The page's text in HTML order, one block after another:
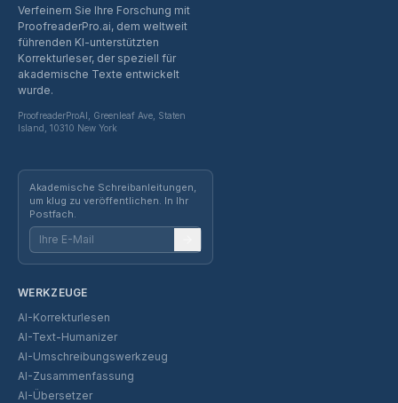
Verfeinern Sie Ihre Forschung mit
ProofreaderPro.ai, dem weltweit
führenden KI-unterstützten
Korrekturleser, der speziell für
akademische Texte entwickelt
wurde.
ProofreaderProAI, Greenleaf Ave, Staten
Island, 10310 New York
Akademische Schreibanleitungen,
um klug zu veröffentlichen. In Ihr
Postfach.
WERKZEUGE
AI-Korrekturlesen
AI-Text-Humanizer
AI-Umschreibungswerkzeug
AI-Zusammenfassung
AI-Übersetzer